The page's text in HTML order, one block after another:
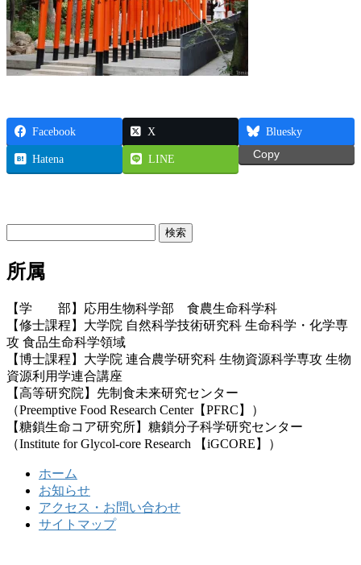
Facebook X Bluesky
Hatena LINE Copy
所属
【学 部】応用生物科学部 食農生命科学科
【修士課程】大学院 自然科学技術研究科 生命科学・化学専
攻 食品生命科学領域
【博士課程】大学院 連合農学研究科 生物資源科学専攻 生物
資源利用学連合講座
【高等研究院】先制食未来研究センター
（Preemptive Food Research Center【PFRC】）
【糖鎖生命コア研究所】糖鎖分子科学研究センター
（Institute for Glycol-core Research 【iGCORE】）
ホーム
お知らせ
アクセス・お問い合わせ
サイトマップ